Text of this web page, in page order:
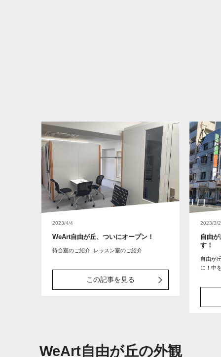
2023/4/4
WeArt自由が丘、ついにオープン！
待合室のご紹介, レッスン室のご紹介
この記事を見る
2023/3/
自由
す！
自由が
に！中
WeArt自由が丘の外観